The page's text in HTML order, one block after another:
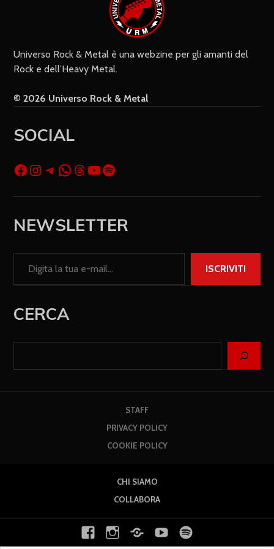
Universo Rock & Metal è una webzine per gli amanti del
Rock e dell’Heavy Metal.
© 2026 Universo Rock & Metal
SOCIAL
NEWSLETTER
ISCRIVITI
CERCA
STAFF
PRIVACY POLICY
COOKIE POLICY
CHI SIAMO
COLLABORA